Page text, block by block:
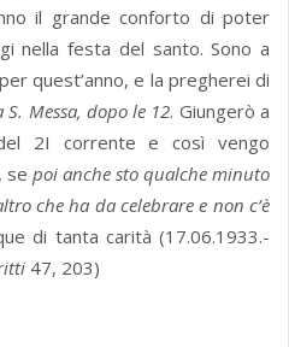
il grande conforto di poter
nella festa del santo. Sono a
quest’anno, e la pregherei di
S. Messa, dopo le 12. Giungerò a
2I corrente e così vengo
se poi anche sto qualche minuto
che ha da celebrare e non c’è
di tanta carità (17.06.1933.-
47, 203)